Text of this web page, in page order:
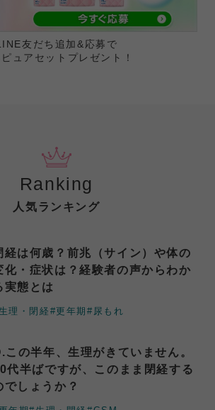
友だち追加&応募で
ュアセットプレゼント！
Ranking
人気ランキング
経は何歳？前兆（サイン）や体の
化・症状は？経験者の声からわか
実態とは
理・閉経 #更年期#尿もれ
この半年、生理がきていません。
代半ばですが、このまま閉経する
でしょうか？